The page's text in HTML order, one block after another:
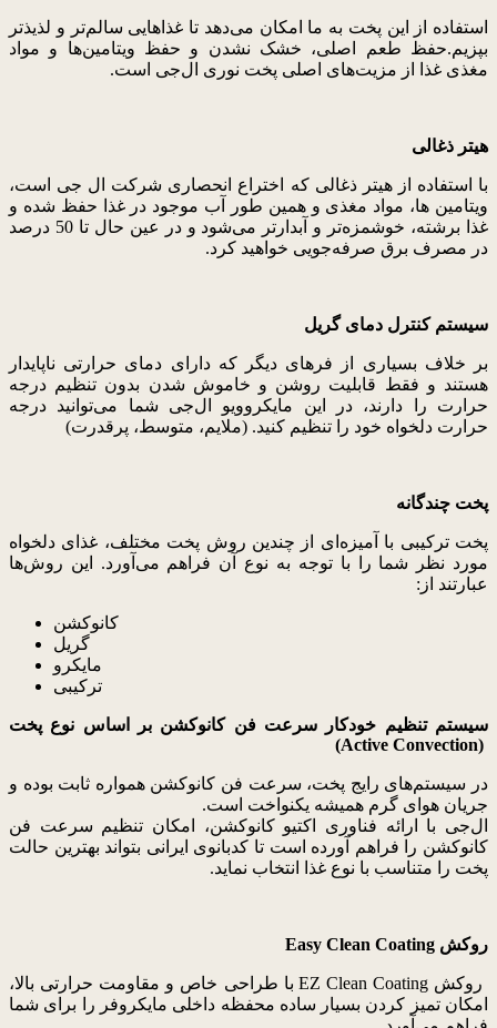
استفاده از این پخت به ما امکان می‌دهد تا غذاهایی سالم‌تر و لذیذتر
بپزیم.حفظ طعم اصلی، خشک نشدن و حفظ ویتامین‌ها و مواد
مغذی غذا از مزیت‌های اصلی پخت نوری ال‌جی است.
هیتر ذغالی
با استفاده از هیتر ذغالی که اختراع انحصاری شرکت ال جی است،
ویتامین ها، مواد مغذی و همین طور آب موجود در غذا حفظ شده و
غذا برشته، خوشمزه‌تر و آبدارتر می‌شود و در عین حال تا 50 درصد
در مصرف برق صرفه‌جویی خواهید کرد.
سیستم کنترل دمای گریل
بر خلاف بسیاری از فرهای دیگر که دارای دمای حرارتی ناپایدار
هستند و فقط قابلیت روشن و خاموش شدن بدون تنظیم درجه
حرارت را دارند، در این مایکروویو ال‌جی شما می‌توانید درجه
حرارت دلخواه خود را تنظیم کنید. (ملایم، متوسط، پرقدرت)
پخت چندگانه
پخت ترکیبی با آمیزه‌ای از چندین روش پخت مختلف، غذای دلخواه
مورد نظر شما را با توجه به نوع آن فراهم می‌آورد. این روش‌ها
عبارتند از:
کانوکشن
گریل
مایکرو
ترکیبی
سیستم تنظیم خودکار سرعت فن کانوکشن بر اساس نوع پخت
(Active Convection)
در سیستم‌های رایج پخت، سرعت فن کانوکشن همواره ثابت بوده و
جریان هوای گرم همیشه یکنواخت است.
ال‌جی با ارائه فناوری اکتیو کانوکشن، امکان تنظیم سرعت فن
کانوکشن را فراهم آورده است تا کدبانوی ایرانی بتواند بهترین حالت
پخت را متناسب با نوع غذا انتخاب نماید.
روکش Easy Clean Coating
روکش EZ Clean Coating با طراحی خاص و مقاومت حرارتی بالا،
امکان تمیز کردن بسیار ساده محفظه داخلی مایکروفر را برای شما